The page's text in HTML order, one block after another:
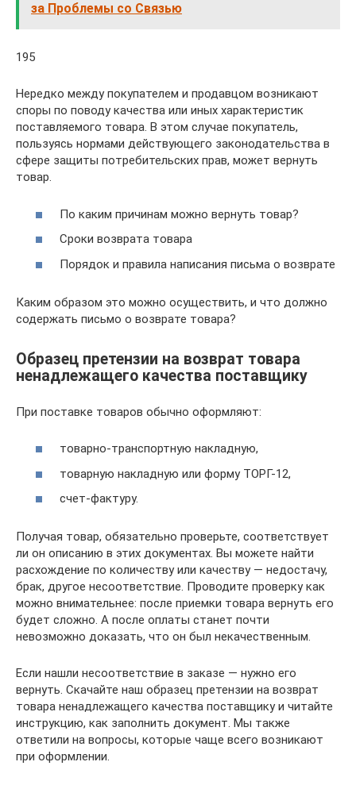
за Проблемы со Связью
195
Нередко между покупателем и продавцом возникают
споры по поводу качества или иных характеристик
поставляемого товара. В этом случае покупатель,
пользуясь нормами действующего законодательства в
сфере защиты потребительских прав, может вернуть
товар.
По каким причинам можно вернуть товар?
Сроки возврата товара
Порядок и правила написания письма о возврате
Каким образом это можно осуществить, и что должно
содержать письмо о возврате товара?
Образец претензии на возврат товара
ненадлежащего качества поставщику
При поставке товаров обычно оформляют:
товарно-транспортную накладную,
товарную накладную или форму ТОРГ-12,
счет-фактуру.
Получая товар, обязательно проверьте, соответствует
ли он описанию в этих документах. Вы можете найти
расхождение по количеству или качеству — недостачу,
брак, другое несоответствие. Проводите проверку как
можно внимательнее: после приемки товара вернуть его
будет сложно. А после оплаты станет почти
невозможно доказать, что он был некачественным.
Если нашли несоответствие в заказе — нужно его
вернуть. Скачайте наш образец претензии на возврат
товара ненадлежащего качества поставщику и читайте
инструкцию, как заполнить документ. Мы также
ответили на вопросы, которые чаще всего возникают
при оформлении.